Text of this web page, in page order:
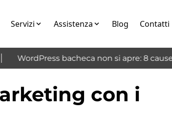
Servizi Assistenza Blog Contatti
WordPress bacheca non si apre: 8 cause
con i